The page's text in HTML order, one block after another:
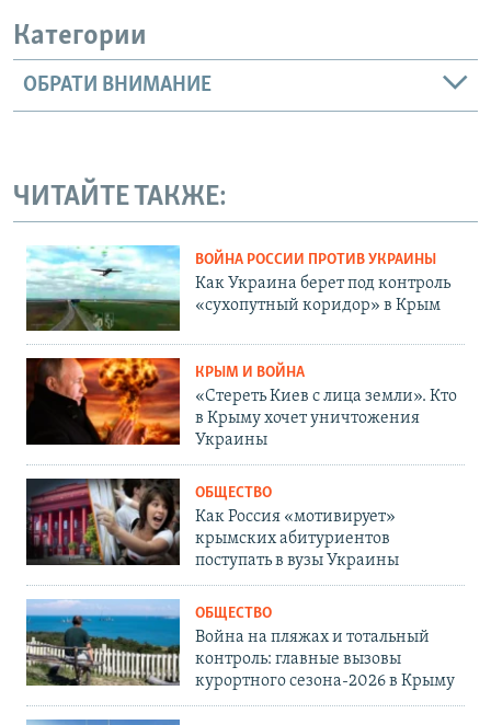
Категории
ОБРАТИ ВНИМАНИЕ
ЧИТАЙТЕ ТАКЖЕ:
ВОЙНА РОССИИ ПРОТИВ УКРАИНЫ
Как Украина берет под контроль
«сухопутный коридор» в Крым
КРЫМ И ВОЙНА
«Стереть Киев с лица земли». Кто
в Крыму хочет уничтожения
Украины
ОБЩЕСТВО
Как Россия «мотивирует»
крымских абитуриентов
поступать в вузы Украины
ОБЩЕСТВО
Война на пляжах и тотальный
контроль: главные вызовы
курортного сезона-2026 в Крыму